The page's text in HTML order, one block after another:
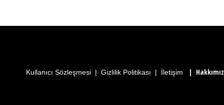
Kullanıcı Sözleşmesi | Gizlilik Politikası | İletişim |